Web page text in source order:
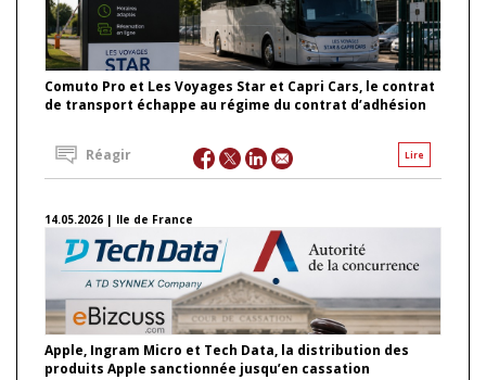
Comuto Pro et Les Voyages Star et Capri Cars, le contrat
de transport échappe au régime du contrat d’adhésion
Lire
Réagir
14.05.2026 | Ile de France
Apple, Ingram Micro et Tech Data, la distribution des
produits Apple sanctionnée jusqu’en cassation